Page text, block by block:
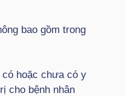
bao gồm trong
hoặc chưa có y
cho bệnh nhân